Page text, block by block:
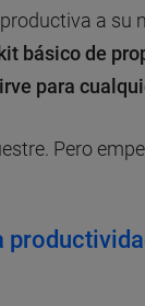
a su
básico de
para
Pero